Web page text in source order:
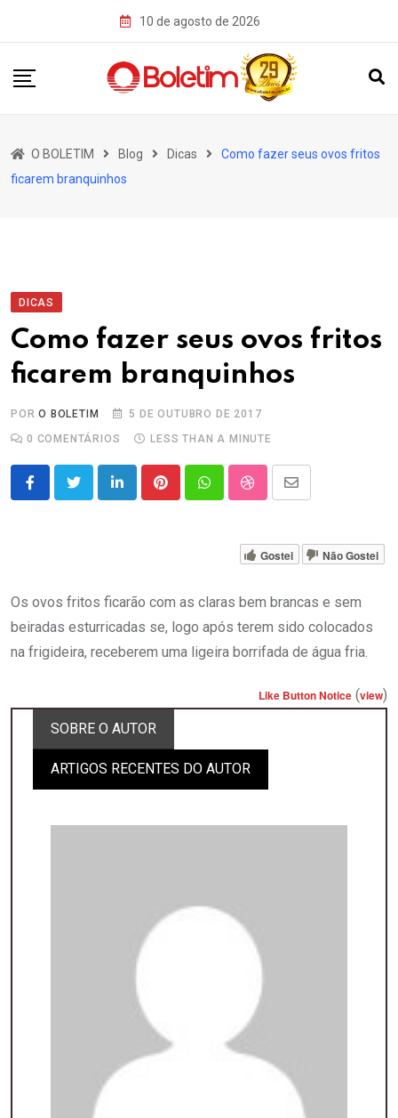
10 de agosto de 2026
O BOLETIM Blog Dicas
Como fazer seus ovos fritos
ficarem branquinhos
DICAS
Como fazer seus ovos fritos
ficarem branquinhos
PORO BOLETIM
5 DE OUTUBRO DE 2017
0 COMENTÁRIOS LESS THAN A MINUTE
LinkedInPinterestWhatsappStumbleUpon
Share
Email
Gostei Não Gostei
Os ovos fritos ficarão com as claras bem brancas e sem
beiradas esturricadas se, logo após terem sido colocados
na frigideira, receberem uma ligeira borrifada de água fria.
Like Button Notice (view)
SOBRE O AUTOR
ARTIGOS RECENTES DO AUTOR